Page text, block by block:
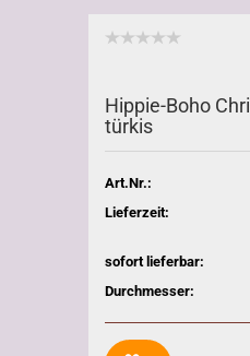
Hippie-Boho
türkis
Art.Nr.:
Lieferzeit:
sofort lieferbar:
Durchmesser: